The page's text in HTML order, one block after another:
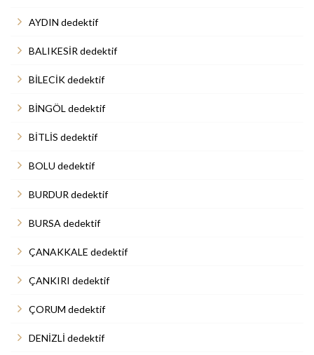
AYDIN dedektif
BALIKESİR dedektif
BİLECİK dedektif
BİNGÖL dedektif
BİTLİS dedektif
BOLU dedektif
BURDUR dedektif
BURSA dedektif
ÇANAKKALE dedektif
ÇANKIRI dedektif
ÇORUM dedektif
DENİZLİ dedektif